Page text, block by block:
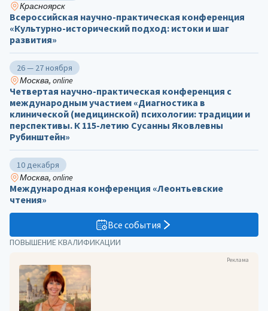
ПОВЫШЕНИЕ КВАЛИФИКАЦИИ
Реклама
Красноярск
Всероссийская научно-практическая конференция
«Культурно-исторический подход: истоки и шаг
развития»
26 — 27 ноября
Москва, online
Четвертая научно-практическая конференция с
международным участием «Диагностика в
клинической (медицинской) психологии: традиции и
перспективы. К 115-летию Сусанны Яковлевны
Рубинштейн»
10 декабря
Москва, online
Международная конференция «Леонтьевские
чтения»
Все события